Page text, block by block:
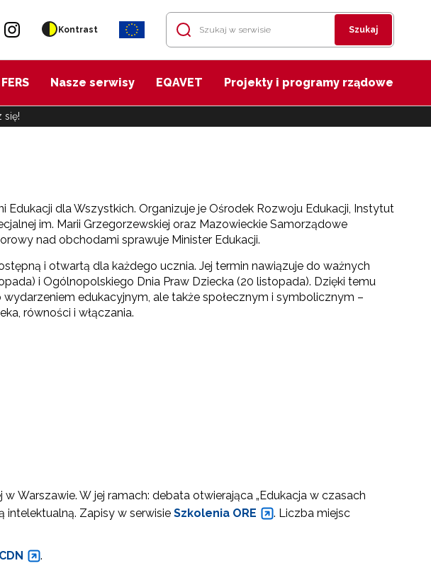
Kontrast Szukaj
FERS Nasze serwisy EQAVET Projekty i programy rządowe
się!
Edukacji dla Wszystkich. Organizuje je Ośrodek Rozwoju Edukacji, Instytut
im. Marii Grzegorzewskiej oraz Mazowieckie Samorządowe
nad obchodami sprawuje Minister Edukacji.
i otwartą dla każdego ucznia. Jej termin nawiązuje do ważnych
i Ogólnopolskiego Dnia Praw Dziecka (20 listopada). Dzięki temu
edukacyjnym, ale także społecznym i symbolicznym –
równości i włączania.
Warszawie. W jej ramach: debata otwierająca „Edukacja w czasach
intelektualną. Zapisy w serwisie Szkolenia ORE . Liczba miejsc
.